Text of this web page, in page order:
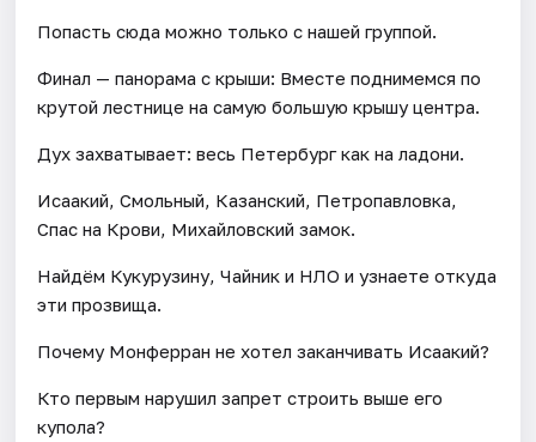
Попасть сюда можно только с нашей группой.
Финал — панорама с крыши: Вместе поднимемся по
крутой лестнице на самую большую крышу центра.
Дух захватывает: весь Петербург как на ладони.
Исаакий, Смольный, Казанский, Петропавловка,
Спас на Крови, Михайловский замок.
Найдём Кукурузину, Чайник и НЛО и узнаете откуда
эти прозвища.
Почему Монферран не хотел заканчивать Исаакий?
Кто первым нарушил запрет строить выше его
купола?